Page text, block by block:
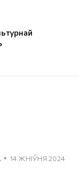
14 ЖНІЎНЯ 2024